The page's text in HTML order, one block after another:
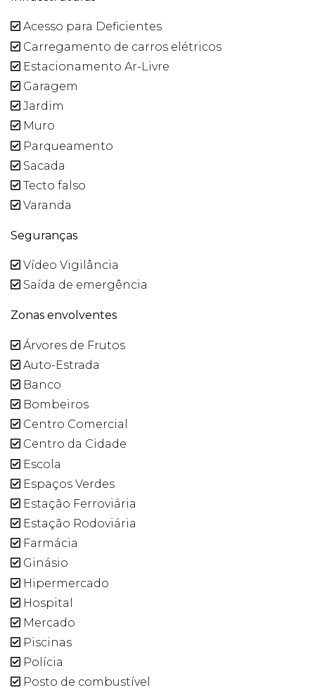
Acesso para Deficientes
Carregamento de carros elétricos
Estacionamento Ar-Livre
Garagem
Jardim
Muro
Parqueamento
Sacada
Tecto falso
Varanda
Seguranças
Vídeo Vigilância
Saída de emergência
Zonas envolventes
Árvores de Frutos
Auto-Estrada
Banco
Bombeiros
Centro Comercial
Centro da Cidade
Escola
Espaços Verdes
Estação Ferroviária
Estação Rodoviária
Farmácia
Ginásio
Hipermercado
Hospital
Mercado
Piscinas
Polícia
Posto de combustível